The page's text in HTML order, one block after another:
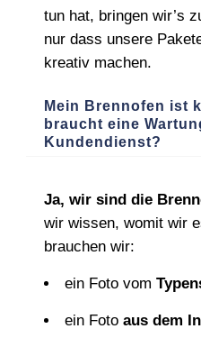
tun hat, bringen wir’s
nur dass unsere
kreativ machen.
Mein Brennofen ist
braucht eine
Kundendienst?
Ja, wir sind die
wir wissen, womit wir
brauchen wir:
ein Foto vom
ein Fotoaus dem